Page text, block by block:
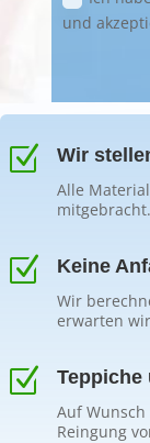
und
Z Wir
Alle
Z Keine
Wir
erwarten
Z Teppiche
Auf
Reingung